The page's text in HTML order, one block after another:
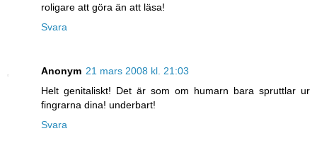
roligare att göra än att läsa!
Svara
Anonym 21 mars 2008 kl. 21:03
Helt genitaliskt! Det är som om humarn bara spruttlar ur
fingrarna dina! underbart!
Svara